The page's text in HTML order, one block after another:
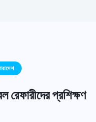
রেফারীদের প্রশিক্ষণ